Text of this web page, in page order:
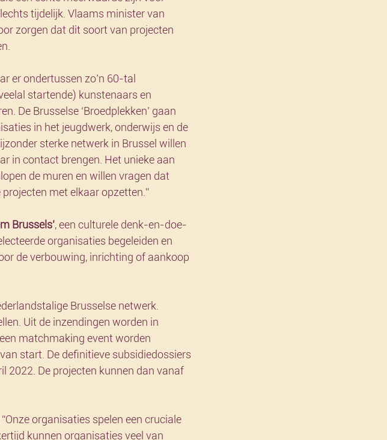
tijdelijk. Vlaams minister van
zorgen dat dit soort van projecten
er ondertussen zo’n 60-tal
startende) kunstenaars en
De Brusselse ‘Broedplekken’ gaan
in het jeugdwerk, onderwijs en de
sterke netwerk in Brussel willen
in contact brengen. Het unieke aan
de muren en willen vragen dat
met elkaar opzetten.”
Brussels’, een culturele denk-en-doe-
organisaties begeleiden en
de verbouwing, inrichting of aankoop
Brusselse netwerk.
Uit de inzendingen worden in
matchmaking event worden
start. De definitieve subsidiedossiers
2022. De projecten kunnen dan vanaf
organisaties spelen een cruciale
kunnen organisaties veel van